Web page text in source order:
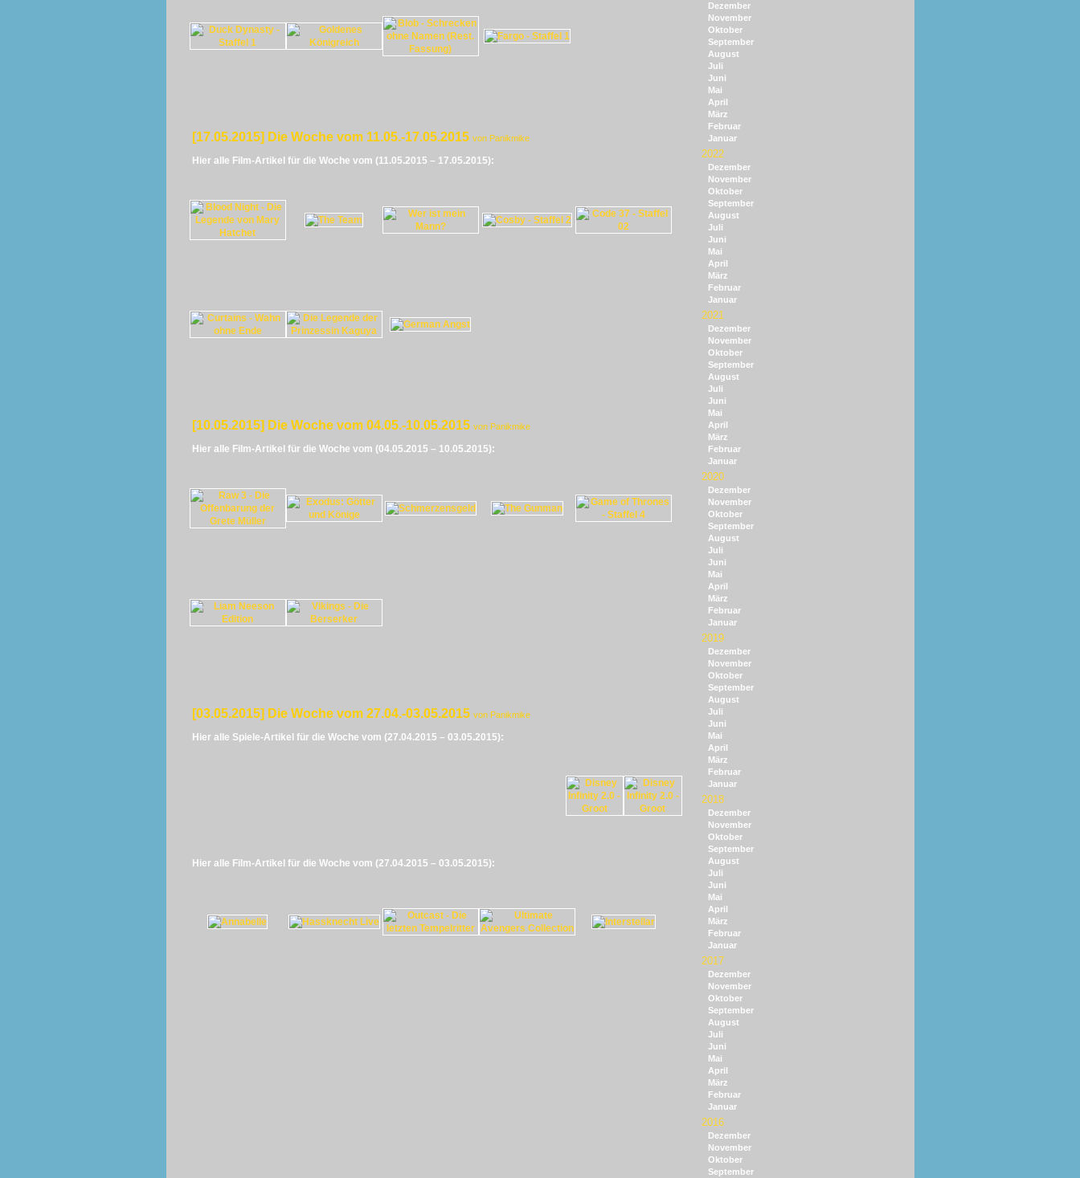
[17.05.2015] Die Woche vom 11.05.-17.05.2015 von Panikmike
Hier alle Film-Artikel für die Woche vom (11.05.2015 – 17.05.2015):
[10.05.2015] Die Woche vom 04.05.-10.05.2015 von Panikmike
Hier alle Film-Artikel für die Woche vom (04.05.2015 – 10.05.2015):
[03.05.2015] Die Woche vom 27.04.-03.05.2015 von Panikmike
Hier alle Spiele-Artikel für die Woche vom (27.04.2015 – 03.05.2015):
Hier alle Film-Artikel für die Woche vom (27.04.2015 – 03.05.2015):
Dezember
November
Oktober
September
August
Juli
Juni
Mai
April
März
Februar
Januar
2022
Dezember
November
Oktober
September
August
Juli
Juni
Mai
April
März
Februar
Januar
2021
Dezember
November
Oktober
September
August
Juli
Juni
Mai
April
März
Februar
Januar
2020
Dezember
November
Oktober
September
August
Juli
Juni
Mai
April
März
Februar
Januar
2019
Dezember
November
Oktober
September
August
Juli
Juni
Mai
April
März
Februar
Januar
2018
Dezember
November
Oktober
September
August
Juli
Juni
Mai
April
März
Februar
Januar
2017
Dezember
November
Oktober
September
August
Juli
Juni
Mai
April
März
Februar
Januar
2016
Dezember
November
Oktober
September